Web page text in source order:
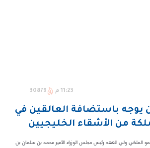
11:23 م 30879
يوجه باستضافة العالقين في
من الأشقاء الخليجيين
الملكي ولي العهد رئيس مجلس الوزراء الأمير محمد بن سلمان بن